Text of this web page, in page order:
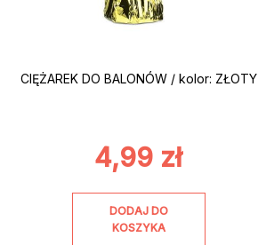
CIĘŻAREK DO BALONÓW / kolor: ZŁOTY
4,99 zł
DODAJ DO
KOSZYKA